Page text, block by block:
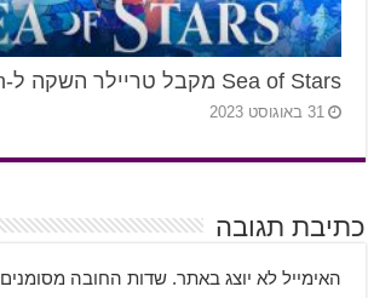
Sea of Stars מקבל טריילר השקה ל-Switch
31 באוגוסט 2023
כתיבת תגובה
האימייל לא יוצג באתר. שדות החובה מסומנים